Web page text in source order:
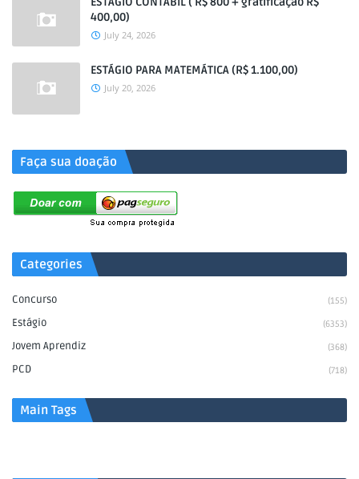
400,00)
July 24, 2026
ESTÁGIO PARA MATEMÁTICA (R$ 1.100,00)
July 20, 2026
Faça sua doação
Categories
Concurso (155)
Estágio (6353)
Jovem Aprendiz (368)
PCD (718)
Main Tags